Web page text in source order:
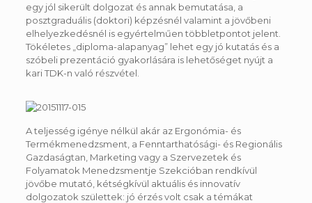
egy jól sikerült dolgozat és annak bemutatása, a
posztgraduális (doktori) képzésnél valamint a jövőbeni
elhelyezkedésnél is egyértelműen többletpontot jelent.
Tökéletes „diploma-alapanyag” lehet egy jó kutatás és a
szóbeli prezentáció gyakorlására is lehetőséget nyújt a
kari TDK-n való részvétel.
A teljesség igénye nélkül akár az Ergonómia- és
Termékmenedzsment, a Fenntarthatósági- és Regionális
Gazdaságtan, Marketing vagy a Szervezetek és
Folyamatok Menedzsmentje Szekcióban rendkívül
jövőbe mutató, kétségkívül aktuális és innovatív
dolgozatok születtek: jó érzés volt csak a témákat